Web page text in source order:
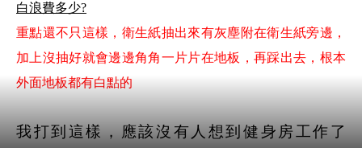
白浪費多少?
重點還不只這樣，衛生紙抽出來有灰塵附在衛生紙旁邊，
加上沒抽好就會邊邊角角一片片在地板，再踩出去，根本
外面地板都有白點的
我打到這樣，應該沒有人想到健身房工作了